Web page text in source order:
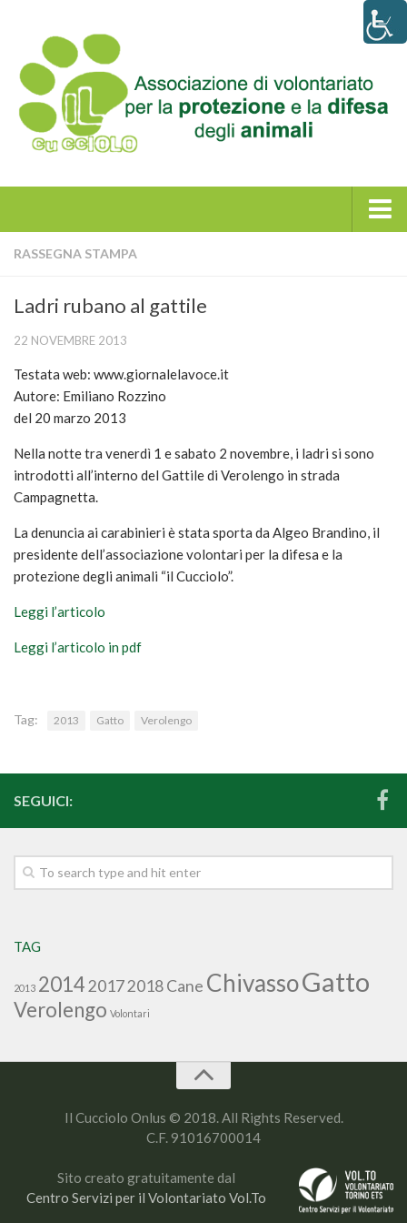
Home
La storia
Statuto e atto costitutivo
News
Attività
5 per mille
Donazioni
Diventa volontario
Galleria
RASSEGNA STAMPA
Ladri rubano al gattile
22 NOVEMBRE 2013
Testata web: www.giornalelavoce.it
Autore: Emiliano Rozzino
del 20 marzo 2013
Nella notte tra venerdì 1 e sabato 2 novembre, i ladri si sono
introdotti all’interno del Gattile di Verolengo in strada
Campagnetta.
La denuncia ai carabinieri è stata sporta da Algeo Brandino, il
presidente dell’associazione volontari per la difesa e la
protezione degli animali “il Cucciolo”.
Leggi l’articolo
Leggi l’articolo in pdf
Tag: 2013 Gatto Verolengo
SEGUICI:
TAG
2013 2014 20172018Cane ChivassoGatto
Verolengo Volontari
Il Cucciolo Onlus © 2018. All Rights Reserved.
C.F. 91016700014
Sito creato gratuitamente dal
Centro Servizi per il Volontariato Vol.To